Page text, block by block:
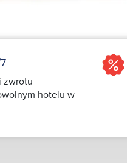
zwrotu
hotelu w